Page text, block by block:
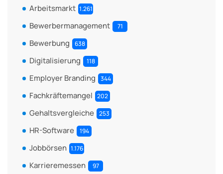
Arbeitsmarkt 1.261
Bewerbermanagement 71
Bewerbung 638
Digitalisierung 118
Employer Branding 344
Fachkräftemangel 202
Gehaltsvergleiche 253
HR-Software 194
Jobbörsen 1.176
Karrieremessen 97